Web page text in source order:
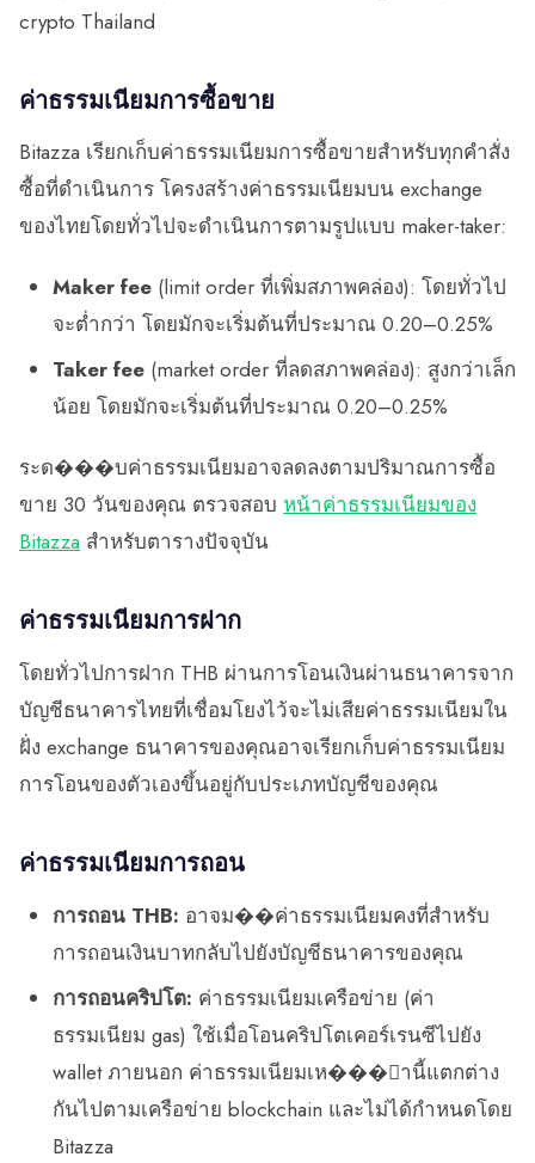
crypto Thailand
ค่าธรรมเนียมการซื้อขาย
Bitazza เรียกเก็บค่าธรรมเนียมการซื้อขายสำหรับทุกคำสั่ง
ซื้อที่ดำเนินการ โครงสร้างค่าธรรมเนียมบน exchange
ของไทยโดยทั่วไปจะดำเนินการตามรูปแบบ maker-taker:
Maker fee (limit order ที่เพิ่มสภาพคล่อง): โดยทั่วไป
จะต่ำกว่า โดยมักจะเริ่มต้นที่ประมาณ 0.20–0.25%
Taker fee (market order ที่ลดสภาพคล่อง): สูงกว่าเล็ก
น้อย โดยมักจะเริ่มต้นที่ประมาณ 0.20–0.25%
ระด���บค่าธรรมเนียมอาจลดลงตามปริมาณการซื้อ
ขาย 30 วันของคุณ ตรวจสอบ หน้าค่าธรรมเนียมของ
Bitazza สำหรับตารางปัจจุบัน
ค่าธรรมเนียมการฝาก
โดยทั่วไปการฝาก THB ผ่านการโอนเงินผ่านธนาคารจาก
บัญชีธนาคารไทยที่เชื่อมโยงไว้จะไม่เสียค่าธรรมเนียมใน
ฝั่ง exchange ธนาคารของคุณอาจเรียกเก็บค่าธรรมเนียม
การโอนของตัวเองขึ้นอยู่กับประเภทบัญชีของคุณ
ค่าธรรมเนียมการถอน
การถอน THB: อาจม��ค่าธรรมเนียมคงที่สำหรับ
การถอนเงินบาทกลับไปยังบัญชีธนาคารของคุณ
การถอนคริปโต: ค่าธรรมเนียมเครือข่าย (ค่า
ธรรมเนียม gas) ใช้เมื่อโอนคริปโตเคอร์เรนซีไปยัง
wallet ภายนอก ค่าธรรมเนียมเห���่านี้แตกต่าง
กันไปตามเครือข่าย blockchain และไม่ได้กำหนดโดย
Bitazza